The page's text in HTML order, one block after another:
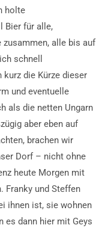
holte
Bier für alle,
alle bis auf
schnell
die Kürze dieser
und eventuelle
als die netten Ungarn
aber eben auf
brachen wir
Dorf – nicht ohne
heute Morgen mit
Franky und Steffen
ihnen ist, sie wohnen
es dann hier mit Geys